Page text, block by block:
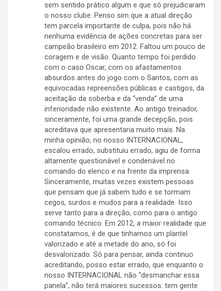
sem sentido prático algum e que só prejudicaram
o nosso clube. Penso sim que a atual direção
tem parcela importante de culpa, pois não há
nenhuma evidência de ações concretas para ser
campeão brasileiro em 2012. Faltou um pouco de
coragem e de visão. Quanto tempo foi perdido
com o caso Oscar, com os afastamentos
absurdos antes do jogo com o Santos, com as
equivocadas repreensões públicas e castigos, da
aceitação da soberba e da “venda” de uma
inferioridade não existente. Ao antigo treinador,
sinceramente, foi uma grande decepção, pois
acreditava que apresentaria muito mais. Na
minha opinião, no nosso INTERNACIONAL,
escalou errado, substituiu errado, agiu de forma
altamente questionável e condenável no
comando do elenco e na frente da imprensa.
Sinceramente, muitas vezes existem pessoas
que pensam que já sabem tudo e se tormam
cegos, surdos e mudos para a realidade. Isso
serve tanto para a direção, como para o antigo
comando técnico. Em 2012, a maior realidade que
constatamos, é de que tinhamos um plantel
valorizado e até a metade do ano, só foi
desvalorizado. Só para pensar, ainda continuo
acreditando, posso estar errado, que enquanto o
nosso INTERNACIONAL não “desmanchar essa
panela”, não terá maiores sucessos. tem gente